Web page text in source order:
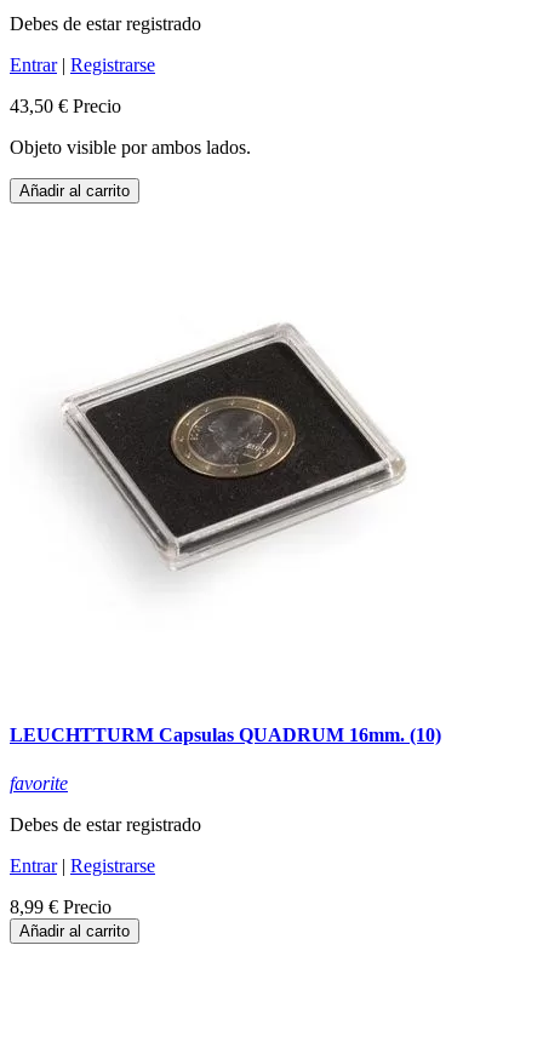
Debes de estar registrado
Entrar| Registrarse
43,50 € Precio
Objeto visible por ambos lados.
Añadir al carrito
LEUCHTTURM Capsulas QUADRUM 16mm. (10)
favorite
Debes de estar registrado
Entrar| Registrarse
8,99 € Precio
Añadir al carrito